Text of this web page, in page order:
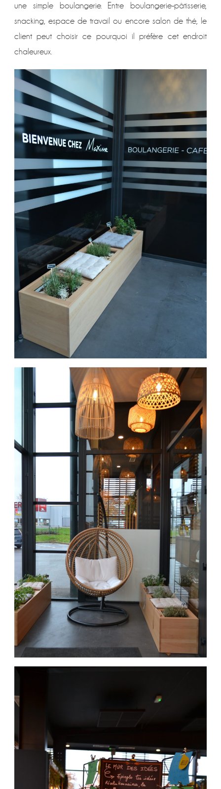
une simple boulangerie. Entre boulangerie-pâtisserie,
snacking, espace de travail ou encore salon de thé, le
client peut choisir ce pourquoi il préfère cet endroit
chaleureux.